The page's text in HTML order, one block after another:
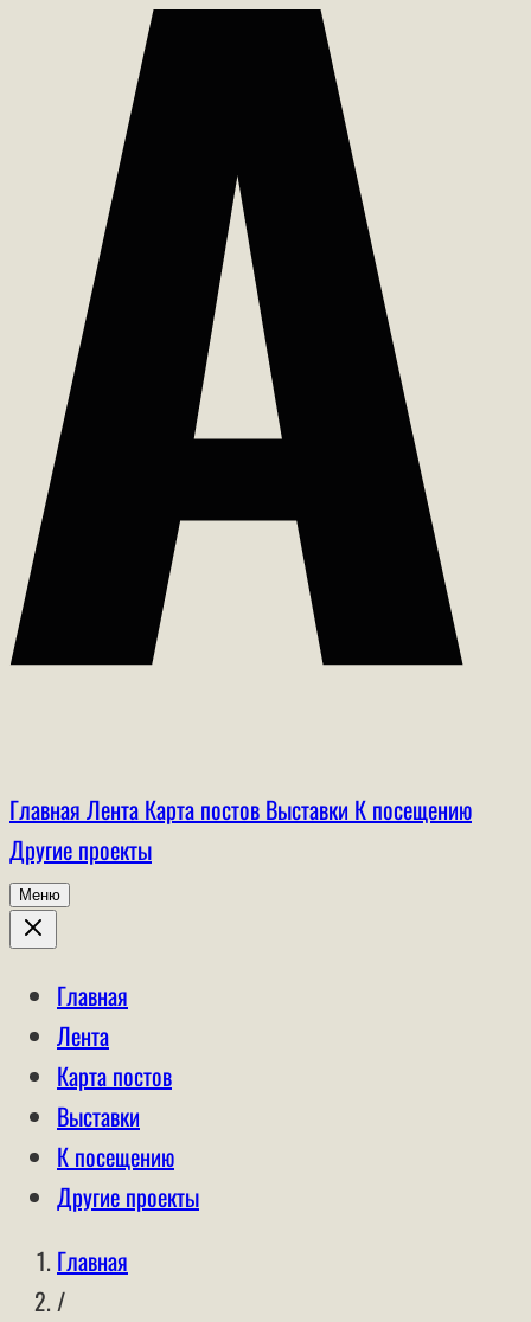
Главная Лента Карта постов Выставки К посещению
Другие проекты
Меню
Главная
Лента
Карта постов
Выставки
К посещению
Другие проекты
Главная
/